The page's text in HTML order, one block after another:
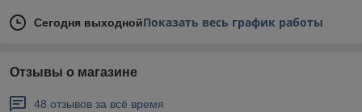
Сегодня выходнойПоказать весь график работы
Отзывы о магазине
48 отзывов за всё время